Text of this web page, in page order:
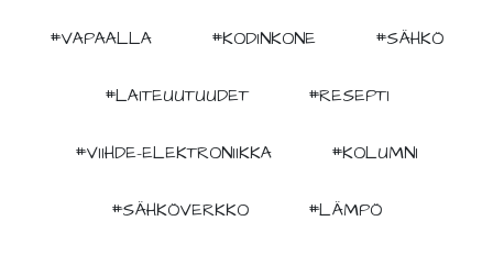
#VAPAALLA #KODINKONE #SÄHKÖ
#LAITEUUTUUDET #RESEPTI
#VIIHDE-ELEKTRONIIKKA #KOLUMNI
#SÄHKÖVERKKO #LÄMPÖ